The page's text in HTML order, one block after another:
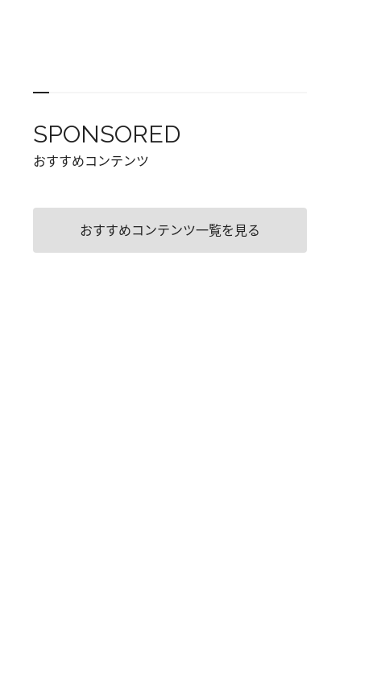
SPONSORED
おすすめコンテンツ
おすすめコンテンツ一覧を見る